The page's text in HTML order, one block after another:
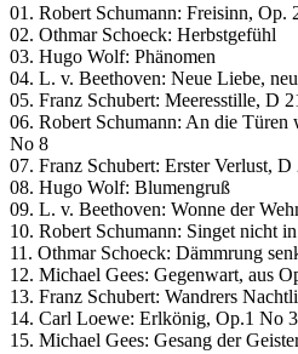
01. Robert Schumann: Freisinn, Op.
02. Othmar Schoeck: Herbstgefühl
03. Hugo Wolf: Phänomen
04. L. v. Beethoven: Neue Liebe,
05. Franz Schubert: Meeresstille, D
06. Robert Schumann: An die Türen
No 8
07. Franz Schubert: Erster Verlust, D
08. Hugo Wolf: Blumengruß
09. L. v. Beethoven: Wonne der
10. Robert Schumann: Singet nicht
11. Othmar Schoeck: Dämmrung
12. Michael Gees: Gegenwart, aus
13. Franz Schubert: Wandrers
14. Carl Loewe: Erlkönig, Op.1 No 3
15. Michael Gees: Gesang der